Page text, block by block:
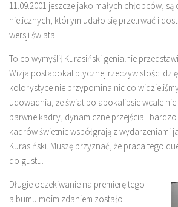
11.09.2001 jeszcze jako małych chłopców, są
nielicznych, którym udało się przetrwać i
wersji świata.
To co wymyślił Kurasiński genialnie
Wizja postapokaliptycznej rzeczywistości
kolorystyce nie przypomina nic co
udowadnia, że świat po apokalipsie wcale
barwne kadry, dynamiczne przejścia i
kadrów świetnie współgrają z wydarzeniami
Kurasiński. Muszę przyznać, że praca tego
do gustu.
Długie oczekiwanie na premierę tego
albumu moim zdaniem zostało